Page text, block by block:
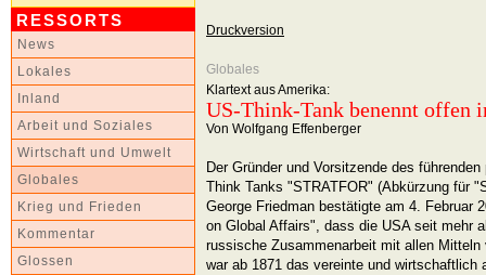
RESSORTS
News
Lokales
Inland
Arbeit und Soziales
Wirtschaft und Umwelt
Globales
Krieg und Frieden
Kommentar
Glossen
Druckversion
Globales
Klartext aus Amerika:
US-Think-Tank benennt offen
Von Wolfgang Effenberger
Der Gründer und Vorsitzende des
Think Tanks "STRATFOR" (Abkürzung für
George Friedman bestätigte am 4. Februar
on Global Affairs", dass die USA seit mehr
russische Zusammenarbeit mit allen Mitteln
war ab 1871 das vereinte und wirtschaftlich